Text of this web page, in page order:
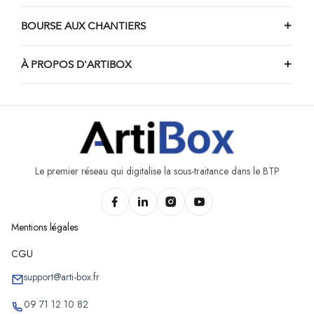
Chantiers de dallage de Vencimont
BOURSE AUX CHANTIERS
À PROPOS D'ARTIBOX
Le premier réseau qui digitalise la sous-traitance dans le BTP
Mentions légales
CGU
support@arti-box.fr
09 71 12 10 82